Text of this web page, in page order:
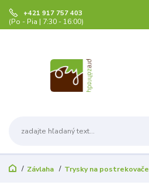
+421 917 757 403
(Po - Pia | 7:30 - 16:00)
Závlaha Trysky na postrekovače